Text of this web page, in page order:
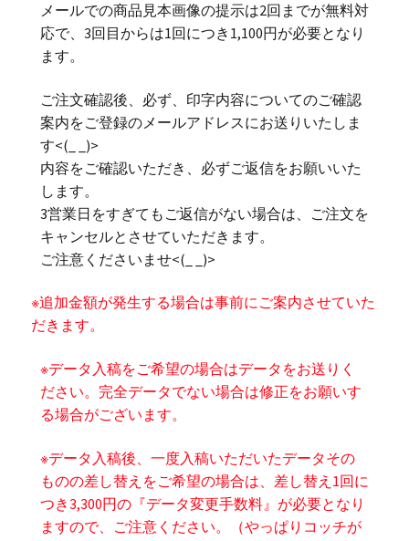
メールでの商品見本画像の提示は2回までが無料対
応で、3回目からは1回につき1,100円が必要となり
ます。
ご注文確認後、必ず、印字内容についてのご確認
案内をご登録のメールアドレスにお送りいたしま
す<(_ _)>
内容をご確認いただき、必ずご返信をお願いいた
します。
3営業日をすぎてもご返信がない場合は、ご注文を
キャンセルとさせていただきます。
ご注意くださいませ<(_ _)>
※追加金額が発生する場合は事前にご案内させていた
だきます。
※データ入稿をご希望の場合はデータをお送りく
ださい。完全データでない場合は修正をお願いす
る場合がございます。
※データ入稿後、一度入稿いただいたデータその
ものの差し替えをご希望の場合は、差し替え1回に
つき3,300円の『データ変更手数料』が必要となり
ますので、ご注意ください。（やっぱりコッチが